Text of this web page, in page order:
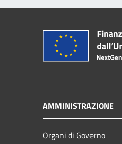
AMMINISTRAZIONE
Organi di Governo